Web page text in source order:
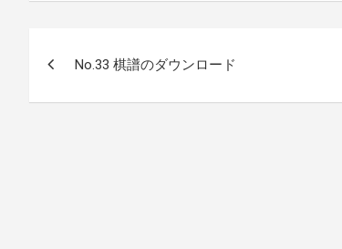
No.33 棋譜のダウンロード